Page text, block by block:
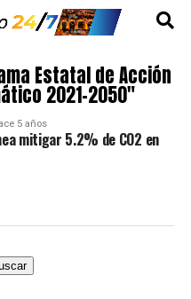
Estatal de Acción
2021-2050"
5 años
mitigar 5.2% de CO2 en